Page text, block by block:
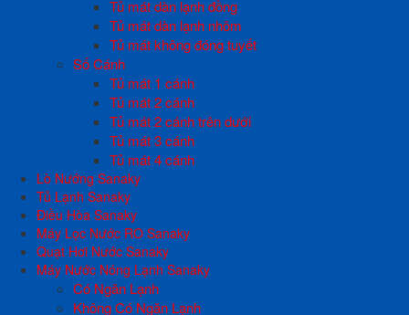
Tủ mát dàn lạnh đồng
Tủ mát dàn lạnh nhôm
Tủ mát không đóng tuyết
Số Cánh
Tủ mát 1 cánh
Tủ mát 2 cánh
Tủ mát 2 cánh trên dưới
Tủ mát 3 cánh
Tủ mát 4 cánh
Lò Nướng Sanaky
Tủ Lạnh Sanaky
Điều Hòa Sanaky
Máy Lọc Nước RO Sanaky
Quạt Hơi Nước Sanaky
Máy Nước Nóng Lạnh Sanaky
Có Ngăn Lạnh
Không Có Ngăn Lạnh